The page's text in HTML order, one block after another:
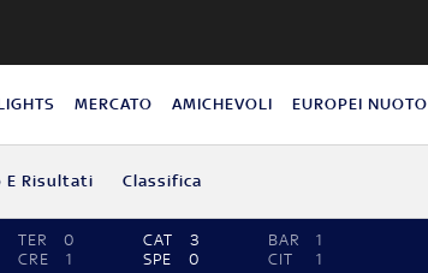
MERCATO AMICHEVOLI EUROPEI NUOTO
E Risultati Classifica
TER
0
CRE
1
CAT
3
SPE
0
BAR
1
CIT
1